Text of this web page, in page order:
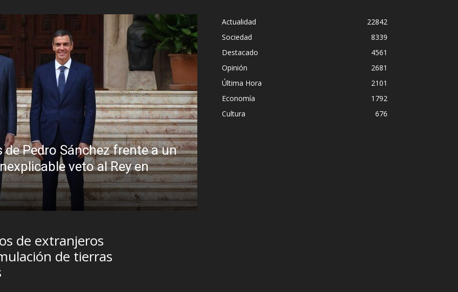
Sin disimulo: la peligrosa promiscuidad institucional en
Brasil y la sombra del Foro de São Paulo
R.C. Gómez 5 agosto, 2026
de extranjeros
de tierras
Actualidad
22842
Sociedad
8339
Destacado
4561
Opinión
2681
Última Hora
2101
Economía
1792
Cultura
676